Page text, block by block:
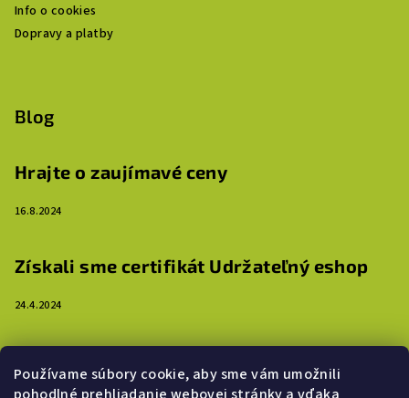
Používame súbory cookie, aby sme vám umožnili
Info o cookies
Dopravy a platby
Blog
Hrajte o zaujímavé ceny
16.8.2024
Získali sme certifikát Udržateľný eshop
24.4.2024
samolepkami